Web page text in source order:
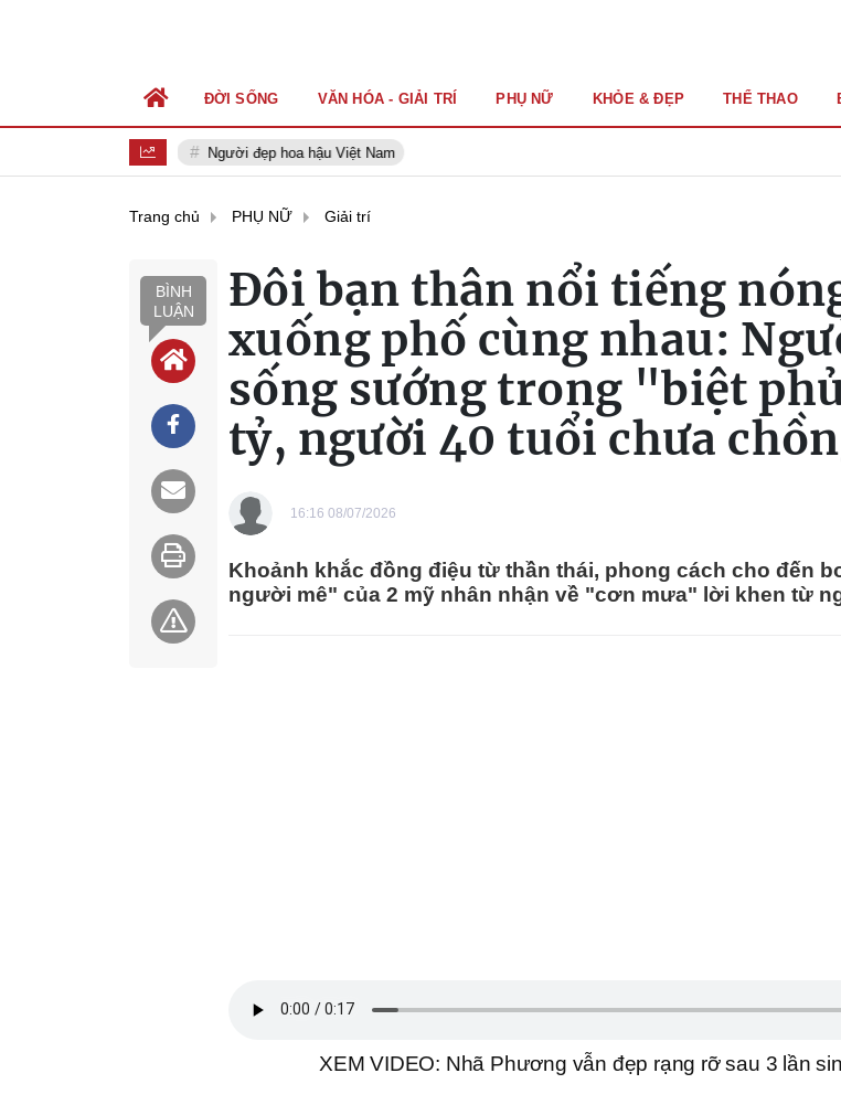
Người đẹp hoa hậu Việt Nam
ĐỜI SỐNG VĂN HÓA - GIẢI TRÍ PHỤ NỮ KHỎE & ĐẸP THỂ THAO
Trang chủ PHỤ NỮ Giải trí
BÌNH
LUẬN
Đôi bạn thân nổi tiếng
xuống phố cùng nhau:
sống sướng trong "biệt
tỷ, người 40 tuổi chưa
16:16 08/07/2026
Khoảnh khắc đồng điệu từ thần thái, phong cách cho đến
người mê" của 2 mỹ nhân nhận về "cơn mưa" lời khen từ
XEM VIDEO: Nhã Phương vẫn đẹp rạng rỡ sau 3 lần